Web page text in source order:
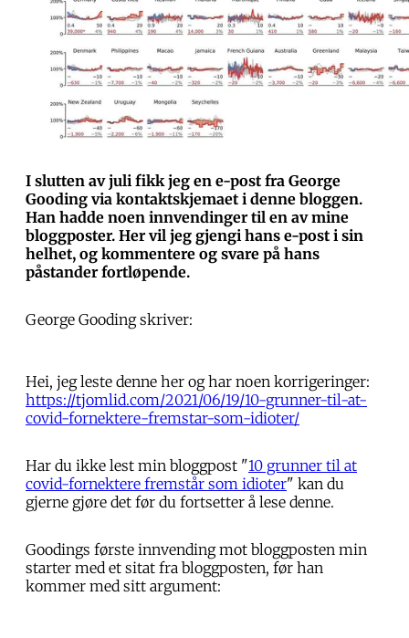
I slutten av juli fikk jeg en e-post fra George
Gooding via kontaktskjemaet i denne bloggen.
Han hadde noen innvendinger til en av mine
bloggposter. Her vil jeg gjengi hans e-post i sin
helhet, og kommentere og svare på hans
påstander fortløpende.
George Gooding skriver:
Hei, jeg leste denne her og har noen korrigeringer:
https://tjomlid.com/2021/06/19/10-grunner-til-at-
covid-fornektere-fremstar-som-idioter/
Har du ikke lest min bloggpost "10 grunner til at
covid-fornektere fremstår som idioter" kan du
gjerne gjøre det før du fortsetter å lese denne.
Goodings første innvending mot bloggposten min
starter med et sitat fra bloggposten, før han
kommer med sitt argument: